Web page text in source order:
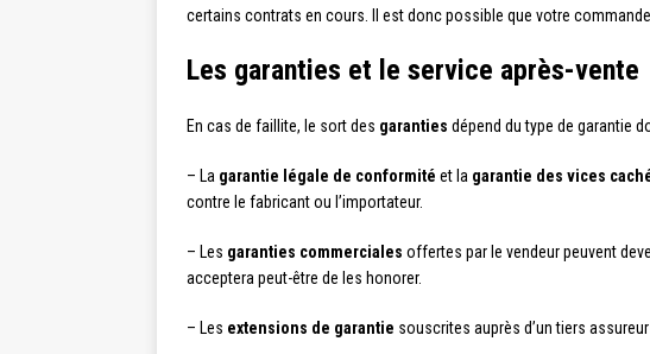
certains contrats en cours. Il est donc possible que votre
Les garanties et le service après-vente
En cas de faillite, le sort des garanties dépend du type de garantie
– La garantie légale de conformité et la garantie des vices
contre le fabricant ou l’importateur.
– Les garanties commerciales offertes par le vendeur peuvent
acceptera peut-être de les honorer.
– Les extensions de garantie souscrites auprès d’un tiers